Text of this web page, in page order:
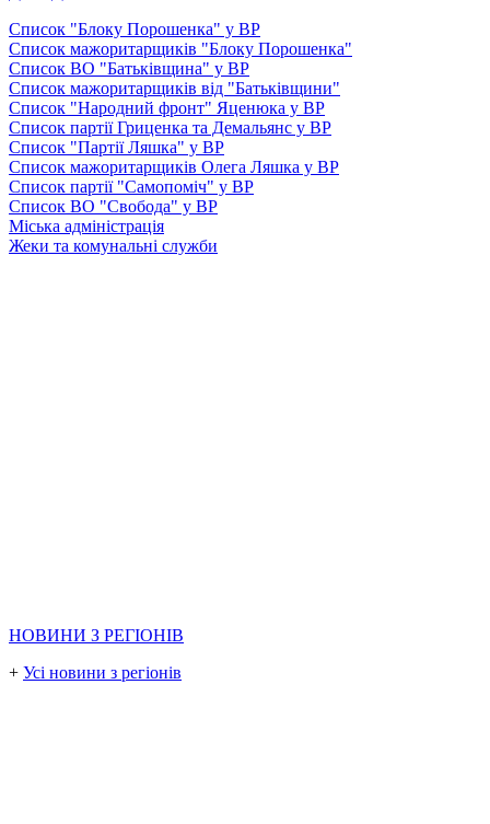
Список "Блоку Порошенка" у ВР
Список мажоритарщиків "Блоку Порошенка"
Список ВО "Батьківщина" у ВР
Список мажоритарщиків від "Батьківщини"
Список "Народний фронт" Яценюка у ВР
Список партії Гриценка та Демальянс у ВР
Список "Партії Ляшка" у ВР
Список мажоритарщиків Олега Ляшка у ВР
Список партії "Самопоміч" у ВР
Список ВО "Свобода" у ВР
Міська адміністрація
Жеки та комунальні служби
НОВИНИ З РЕГІОНІВ
+ Усі новини з регіонів